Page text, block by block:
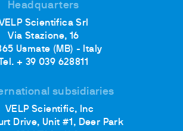
Headquarters
VELP Scientifica Srl
Via Stazione, 16
Usmate (MB) - Italy
Tel. + 39 039 628811
subsidiaries
VELP Scientific, Inc
Drive, Unit #1, Deer Park